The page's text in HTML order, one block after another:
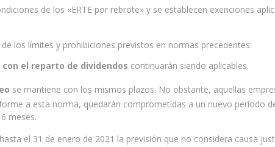
de los «ERTE por rebrote» y se establecen exenciones
los límites y prohibiciones previstos en normas precedentes:
el reparto de dividendos continuarán siendo aplicables.
se mantiene con los mismos plazos. No obstante, aquellas
a esta norma, quedarán comprometidas a un nuevo periodo
meses.
el 31 de enero de 2021 la previsión que no considera causa